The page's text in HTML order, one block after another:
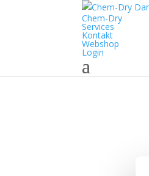
Chem-Dry
Services
Kontakt
Webshop
Login